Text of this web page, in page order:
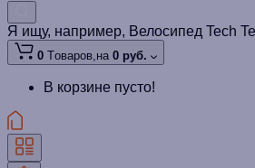
Я ищу, например, Велосипед Tech
0 Tоваров,на 0 руб.
В корзине пусто!